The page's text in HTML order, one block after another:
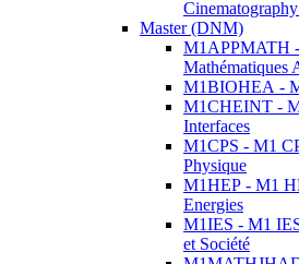
Master (DNM)
M1APPMATH
Mathématiques
M1BIOHEA -
M1CHEINT -
Interfaces
M1CPS - M1
Physique
M1HEP - M1
Energies
M1IES - M1
et Société